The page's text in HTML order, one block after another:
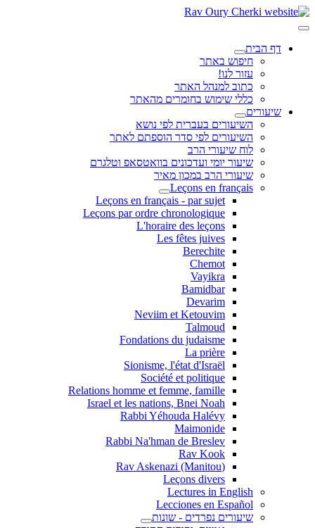
דף הבית
חיפוש באתר
עזור לנו!
כתוב למנהל האתר
כללי שימוש בחומרים מהאתר
שיעורים
השיעורים בעברית לפי נושא
השיעורים לפי סדר הוספתם לאתר
לוח שיעורי הרב
שיעור יומי ועדכונים בוואטסאפ וטלגרם
שיעורי הרב במכון מאיר
Leçons en français
Leçons en français - par sujet
Leçons par ordre chronologique
L'horaire des leçons
Les fêtes juives
Berechite
Chemot
Vayikra
Bamidbar
Devarim
Neviim et Ketouvim
Talmoud
Fondations du judaisme
La prière
Sionisme, l'état d'Israël
Société et politique
Relations homme et femme, famille
Israel et les nations, Bnei Noah
Rabbi Yéhouda Halévy
Maimonide
Rabbi Na'hman de Breslev
Rav Kook
(Rav Askenazi (Manitou
Leçons divers
Lectures in English
Lecciones en Español
שיעורים נפרדים - שונות